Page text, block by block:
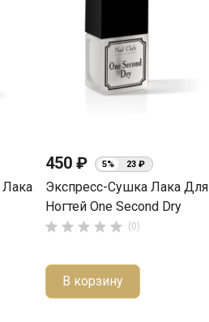
450 ₽ 5% 23 ₽
Экспресс-Сушка Лака Для
Ногтей One Second Dry
     (0)
В корзину